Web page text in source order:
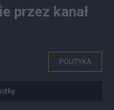
przez kanał
POLITYKA